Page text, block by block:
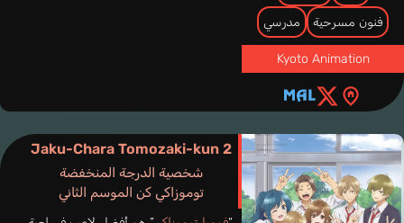
فنون مسرحية مدرسي
Kyoto Animation
Jaku-Chara Tomozaki-kun 2
شخصية الدرجة المنخفضة
توموزاكي كن الموسم الثاني